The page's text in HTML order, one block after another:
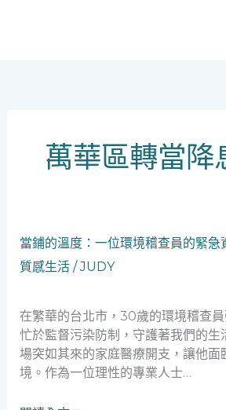
萬華區轉當降
當鋪的溫度：一位環境稽查員的緊急
質感生活/JUDY
在繁華的台北市，30歲的環境稽查
忙於監督污染防制，守護著我們的生
場突如其來的家庭醫療開支，讓他面
境。作為一位理性的專業人士…
當
鋪
的
度：
一
位
環
稽